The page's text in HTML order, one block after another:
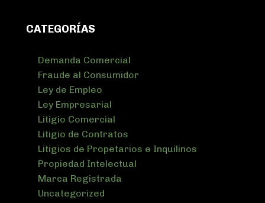
CATEGORÍAS
Demanda Comercial
Fraude al Consumidor
Ley de Empleo
Ley Empresarial
Litigio Comercial
Litigio de Contratos
Litigios de Propetarios e Inquilinos
Propiedad Intelectual
Marca Registrada
Uncategorized